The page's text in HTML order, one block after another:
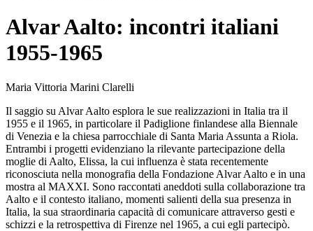
Alvar Aalto: incontri italiani
1955-1965
Maria Vittoria Marini Clarelli
Il saggio su Alvar Aalto esplora le sue realizzazioni in Italia tra il
1955 e il 1965, in particolare il Padiglione finlandese alla Biennale
di Venezia e la chiesa parrocchiale di Santa Maria Assunta a Riola.
Entrambi i progetti evidenziano la rilevante partecipazione della
moglie di Aalto, Elissa, la cui influenza è stata recentemente
riconosciuta nella monografia della Fondazione Alvar Aalto e in una
mostra al MAXXI. Sono raccontati aneddoti sulla collaborazione tra
Aalto e il contesto italiano, momenti salienti della sua presenza in
Italia, la sua straordinaria capacità di comunicare attraverso gesti e
schizzi e la retrospettiva di Firenze nel 1965, a cui egli partecipò.